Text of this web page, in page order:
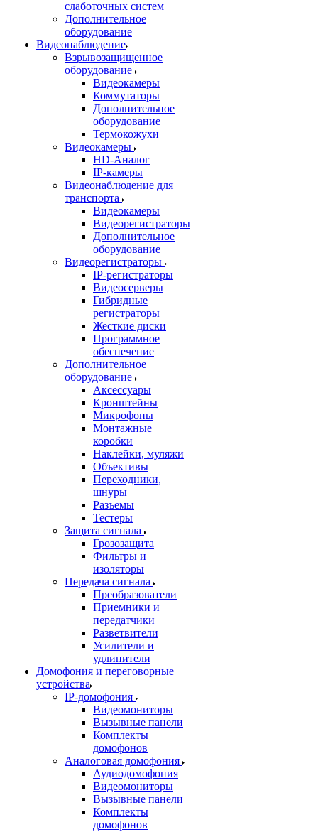
слаботочных систем
Дополнительное
оборудование
Видеонаблюдение
Взрывозащищенное
оборудование
Видеокамеры
Коммутаторы
Дополнительное
оборудование
Термокожухи
Видеокамеры
HD-Аналог
IP-камеры
Видеонаблюдение для
транспорта
Видеокамеры
Видеорегистраторы
Дополнительное
оборудование
Видеорегистраторы
IP-регистраторы
Видеосерверы
Гибридные
регистраторы
Жесткие диски
Программное
обеспечение
Дополнительное
оборудование
Аксессуары
Кронштейны
Микрофоны
Монтажные
коробки
Наклейки, муляжи
Объективы
Переходники,
шнуры
Разъемы
Тестеры
Защита сигнала
Грозозащита
Фильтры и
изоляторы
Передача сигнала
Преобразователи
Приемники и
передатчики
Разветвители
Усилители и
удлинители
Домофония и переговорные
устройства
IP-домофония
Видеомониторы
Вызывные панели
Комплекты
домофонов
Аналоговая домофония
Аудиодомофония
Видеомониторы
Вызывные панели
Комплекты
домофонов